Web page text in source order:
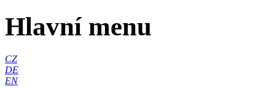
Hlavní menu
CZ
DE
EN